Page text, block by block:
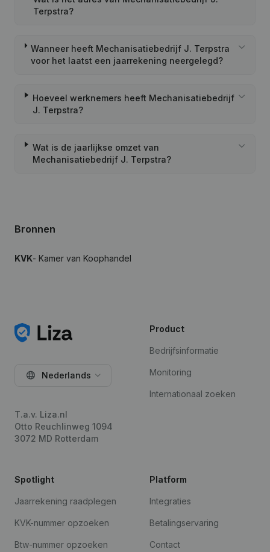
Terpstra?
Wanneer heeft Mechanisatiebedrijf J. Terpstra
voor het laatst een jaarrekening neergelegd?
Hoeveel werknemers heeft Mechanisatiebedrijf
J. Terpstra?
Wat is de jaarlijkse omzet van
Mechanisatiebedrijf J. Terpstra?
Bronnen
KVK- Kamer van Koophandel
Nederlands
T.a.v. Liza.nl
Otto Reuchlinweg 1094
3072 MD Rotterdam
Product
Bedrijfsinformatie
Monitoring
Internationaal zoeken
Spotlight
Jaarrekening raadplegen
KVK-nummer opzoeken
Btw-nummer opzoeken
Platform
Integraties
Betalingservaring
Contact